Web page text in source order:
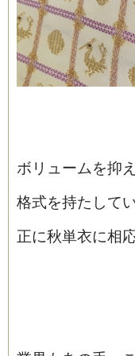
ボリュームを抑
格式を持たしてい
正に秋単衣に相